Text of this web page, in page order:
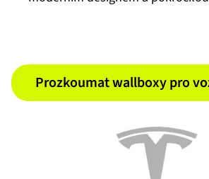
Prozkoumat wallboxy pro